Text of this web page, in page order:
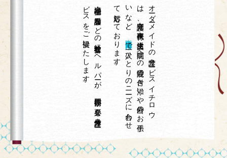
オ
ーダ
ーメ
イ
ド
の
介護サ
ービ
ス
イ
チ
ロ
ウ
は
、
在宅介護、
家事代行、
生活支援、
病院へ
の
通院の
付き
添い
や
外出の
お
手伝
い
な
ど
、
で
一人ひ
と
り
の
ニ
ーズ
に
合わ
せ
て
対応し
て
お
り
ま
す
。
介護福祉士や
看護師な
ど
の
経験豊富な
ヘ
ル
パ
ーが
、
専門技術が
必要な
身体介護サ
ー
ビ
ス
を
ご
提供い
た
し
ま
す
。